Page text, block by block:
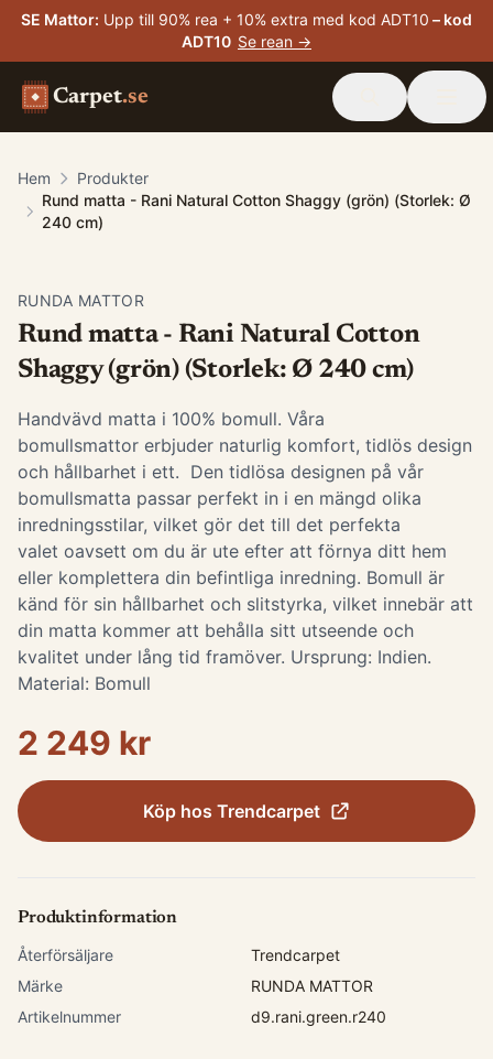
SE Mattor: Upp till 90% rea + 10% extra med kod ADT10 – kod
ADT10 Se rean →
Carpet.se
Hem
Produkter
Rund matta - Rani Natural Cotton Shaggy (grön) (Storlek: Ø
240 cm)
RUNDA MATTOR
Rund matta - Rani Natural Cotton
Shaggy (grön) (Storlek: Ø 240 cm)
Handvävd matta i 100% bomull. Våra
bomullsmattor erbjuder naturlig komfort, tidlös design
och hållbarhet i ett. Den tidlösa designen på vår
bomullsmatta passar perfekt in i en mängd olika
inredningsstilar, vilket gör det till det perfekta
valet oavsett om du är ute efter att förnya ditt hem
eller komplettera din befintliga inredning. Bomull är
känd för sin hållbarhet och slitstyrka, vilket innebär att
din matta kommer att behålla sitt utseende och
kvalitet under lång tid framöver. Ursprung: Indien.
Material: Bomull
2 249 kr
Köp hos Trendcarpet
Produktinformation
Återförsäljare
Trendcarpet
Märke
RUNDA MATTOR
Artikelnummer
d9.rani.green.r240